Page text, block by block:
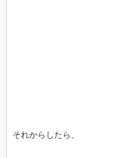
それからしたら、